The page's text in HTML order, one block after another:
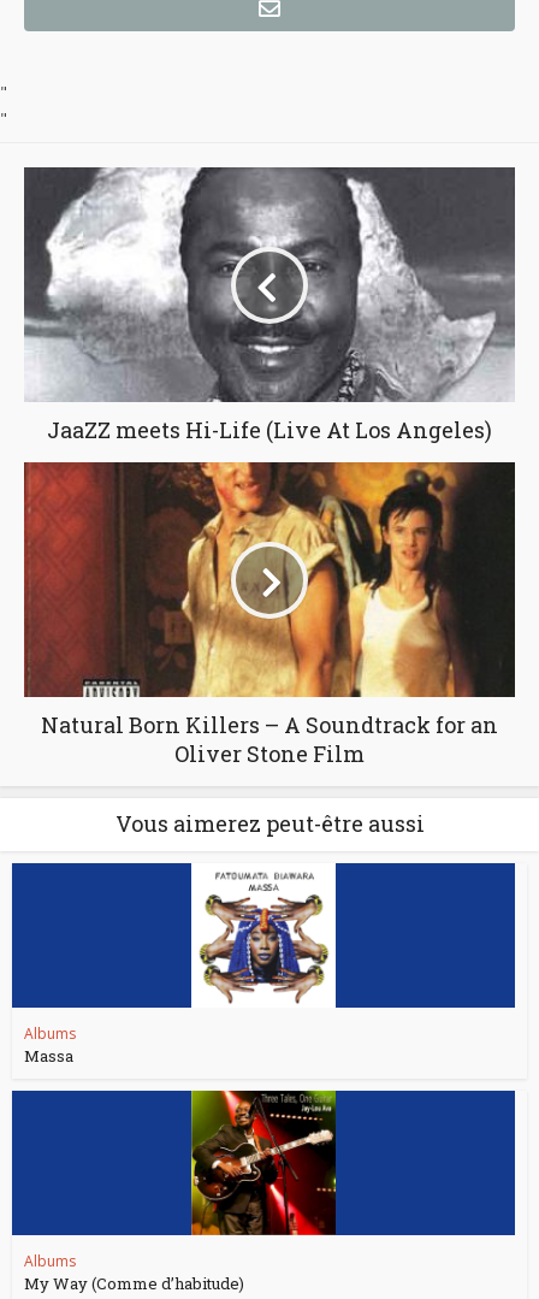
"
"
JaaZZ meets Hi-Life (Live At Los Angeles)
Natural Born Killers – A Soundtrack for an
Oliver Stone Film
Vous aimerez peut-être aussi
Albums
Massa
Albums
My Way (Comme d’habitude)